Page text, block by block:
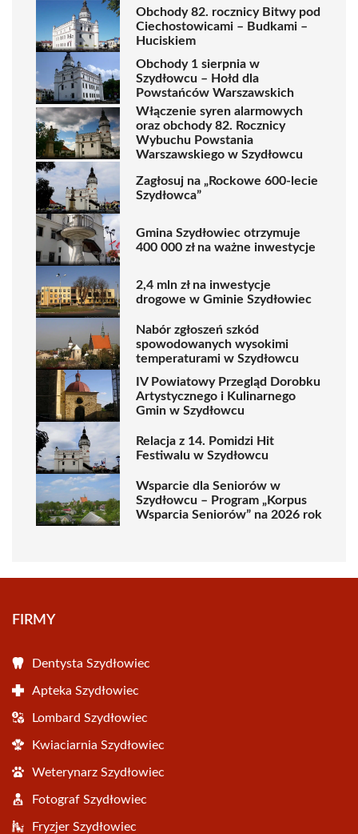
Obchody 82. rocznicy Bitwy pod
Ciechostowicami – Budkami –
Huciskiem
Obchody 1 sierpnia w
Szydłowcu – Hołd dla
Powstańców Warszawskich
Włączenie syren alarmowych
oraz obchody 82. Rocznicy
Wybuchu Powstania
Warszawskiego w Szydłowcu
Zagłosuj na „Rockowe 600-lecie
Szydłowca”
Gmina Szydłowiec otrzymuje
400 000 zł na ważne inwestycje
2,4 mln zł na inwestycje
drogowe w Gminie Szydłowiec
Nabór zgłoszeń szkód
spowodowanych wysokimi
temperaturami w Szydłowcu
IV Powiatowy Przegląd Dorobku
Artystycznego i Kulinarnego
Gmin w Szydłowcu
Relacja z 14. Pomidzi Hit
Festiwalu w Szydłowcu
Wsparcie dla Seniorów w
Szydłowcu – Program „Korpus
Wsparcia Seniorów” na 2026 rok
FIRMY
Dentysta Szydłowiec
Apteka Szydłowiec
Lombard Szydłowiec
Kwiaciarnia Szydłowiec
Weterynarz Szydłowiec
Fotograf Szydłowiec
Fryzjer Szydłowiec